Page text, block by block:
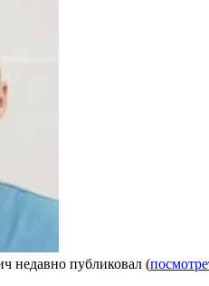
недавно публиковал (